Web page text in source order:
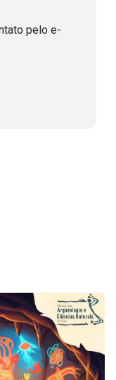
pelo e-